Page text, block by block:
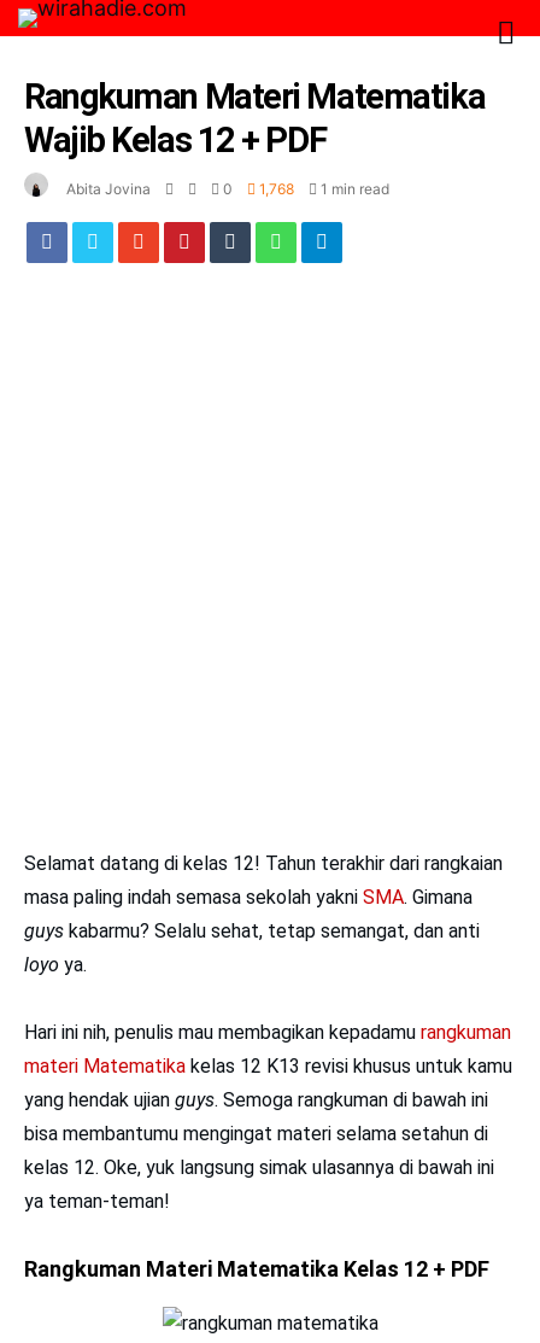
Rangkuman Materi Matematika
Wajib Kelas 12 + PDF
Abita Jovina 0 1,768 1 min read
Selamat datang di kelas 12! Tahun terakhir dari rangkaian
masa paling indah semasa sekolah yakni SMA. Gimana
guys kabarmu? Selalu sehat, tetap semangat, dan anti
loyo ya.
Hari ini nih, penulis mau membagikan kepadamu rangkuman
materi Matematika kelas 12 K13 revisi khusus untuk kamu
yang hendak ujian guys. Semoga rangkuman di bawah ini
bisa membantumu mengingat materi selama setahun di
kelas 12. Oke, yuk langsung simak ulasannya di bawah ini
ya teman-teman!
Rangkuman Materi Matematika Kelas 12 + PDF